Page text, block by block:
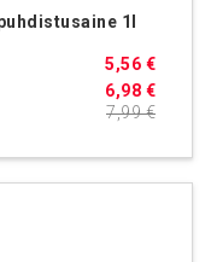
1l
6,98 €
5,56 €
7,99 €